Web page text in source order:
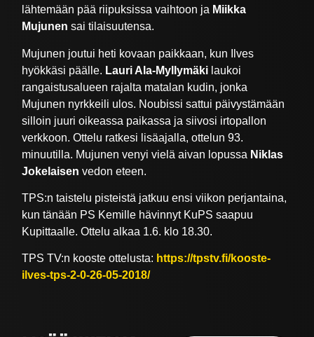
lähtemään pää riipuksissa vaihtoon ja Miikka
Mujunen sai tilaisuutensa.
Mujunen joutui heti kovaan paikkaan, kun Ilves
hyökkäsi päälle. Lauri Ala-Myllymäki laukoi
rangaistusalueen rajalta matalan kudin, jonka
Mujunen nyrkkeili ulos. Noubissi sattui päivystämään
silloin juuri oikeassa paikassa ja siivosi irtopallon
verkkoon. Ottelu ratkesi lisäajalla, ottelun 93.
minuutilla. Mujunen venyi vielä aivan lopussa Niklas
Jokelaisen vedon eteen.
TPS:n taistelu pisteistä jatkuu ensi viikon perjantaina,
kun tänään PS Kemille hävinnyt KuPS saapuu
Kupittaalle. Ottelu alkaa 1.6. klo 18.30.
TPS TV:n kooste ottelusta: https://tpstv.fi/kooste-
ilves-tps-2-0-26-05-2018/